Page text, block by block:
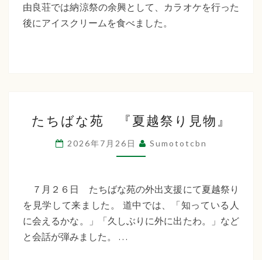
本
た
福
祉
会
祭
由良荘では納涼祭の余興として、カラオケを行った
後にアイスクリームを食べました。
ち
ば
な
『夏
越
祭
たちばな苑 『夏越祭り見物』
2026年7月26日 Sumototcbn
７月２６日 たちばな苑の外出支援にて夏越祭り
を見学して来ました。 道中では、「知っている人
に会えるかな。」「久しぶりに外に出たわ。」など
と会話が弾みました。 …